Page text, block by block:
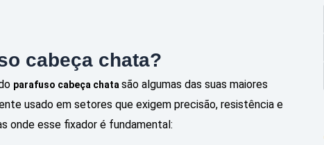
cabeça chata?
parafuso cabeça chata são algumas das suas maiores
usado em setores que exigem precisão, resistência e
onde esse fixador é fundamental: